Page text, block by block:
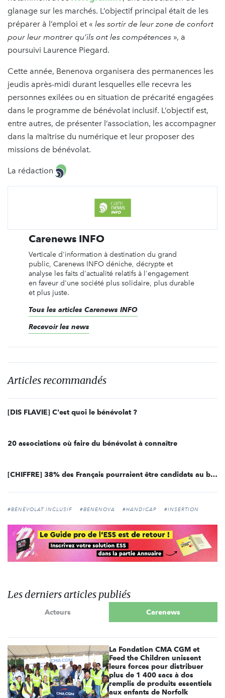
glanage sur les marchés. L’objectif principal était de les
préparer à l’emploi et « les sortir de leur zone de confort
pour leur montrer qu’ils ont les compétences », a
poursuivi Laurence Piegard.
Cette année, Benenova organisera des permanences les
jeudis après-midi durant lesquelles elle recevra les
personnes exilées ou en situation de précarité engagées
dans le programme de bénévolat inclusif. L’objectif est,
entre autres, de présenter l’association, les accompagner
dans la maîtrise du numérique et leur proposer des
missions de bénévolat.
La rédaction
Carenews INFO
Verticale d'information à destination du grand
public, Carenews INFO déniche, décrypte et
analyse les faits d'actualité relatifs à l'engagement
en faveur d'une société plus solidaire, plus durable
et plus juste.
Tous les articles Carenews INFO
Recevoir les news
Articles recommandés
[DIS FLAVIE] C'est quoi le bénévolat ?
20 associations où faire du bénévolat à connaître
[CHIFFRE] 38% des Français pourraient être candidats au bénévolat
#BÉNÉVOLAT INCLUSIF #BENENOVA #HANDICAP #INSERTION
Les derniers articles publiés
Acteurs Carenews
La Fondation CMA CGM et
Feed the Children unissent
leurs forces pour distribuer
plus de 1 400 sacs à dos
remplis de produits essentiels
aux enfants de Norfolk